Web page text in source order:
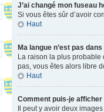
J’ai changé mon fuseau
Si vous êtes sûr d’avoir
Haut
Ma langue n’est pas
La raison la plus probable
pas, vous êtes alors libre
Haut
Comment puis-je afficher
Il peut y avoir deux